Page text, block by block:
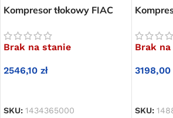
Kompresor tłokowy FIAC
Brak na stanie
2546,10 zł
SKU: 1434365000
Brak
3198,00
SKU: